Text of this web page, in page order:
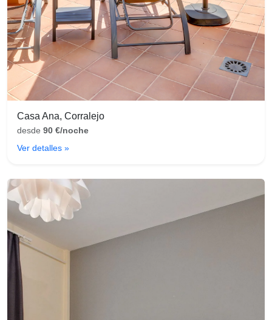
Casa Ana, Corralejo
desde 90 €/noche
Ver detalles »